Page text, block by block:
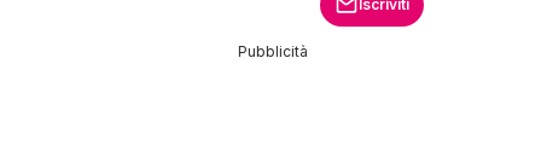
Iscriviti
Pubblicità